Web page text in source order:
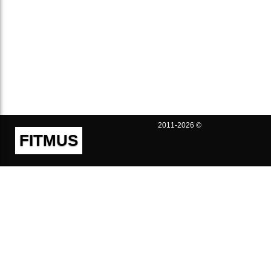
FITMUS
2011-2026 ©